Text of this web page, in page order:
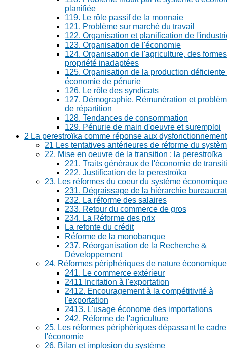
planifiée
119. Le rôle passif de la monnaie
121. Problème sur marché du travail
122. Organisation et planification de
123. Organisation de l'économie
124. Organisation de l'agriculture, des
propriété inadaptées
125. Organisation de la production déficiente
économie de pénurie
126. Le rôle des syndicats
127. Démographie, Rémunération et
de répartition
128. Tendances de consommation
129. Pénurie de main d'oeuvre et suremploi
2 La perestroïka comme réponse aux
21 Les tentatives antérieures de réforme du
22. Mise en oeuvre de la transition : la perestroïka
221. Traits généraux de l'économie de
222. Justification de la perestroïka
23. Les réformes du coeur du système économique
231. Dégraissage de la hiérarchie
232. La réforme des salaires
233. Retour du commerce de gros
234. La Réforme des prix
La refonte du crédit
Réforme de la monobanque
237. Réorganisation de la Recherche &
Développement
24. Réformes périphériques de nature économique
241. Le commerce extérieur
2411 Incitation à l'exportation
2412. Encouragement à la compétitivité à
l'exportation
2413. L'usage économe des importations
242. Réforme de l'agriculture
25. Les réformes périphériques dépassant le
l'économie
26. Bilan et implosion du système